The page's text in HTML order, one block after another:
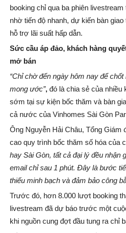
booking chỉ qua ba phiên
nhờ tiến độ nhanh, dự kiến bàn
hỗ trợ lãi suất hấp dẫn.
Sức cầu áp đảo, khách hàng
mở bán
“Chỉ chờ đến ngày hôm nay để
mong ước”, đó là chia sẻ của nhiều
sớm tại sự kiện bốc thăm và bàn
cả nước của Vinhomes Sài Gòn
Ông Nguyễn Hải Châu, Tổng Giám
cao quy trình bốc thăm số hóa của
hay Sài Gòn, tất cả đại lý đều nhận
email chỉ sau 1 phút. Đây là bước
thiếu minh bạch và đảm bảo công
Trước đó, hơn 8.000 lượt booking
livestream đã dự báo trước một
khi nguồn cung đợt đầu tung ra chỉ